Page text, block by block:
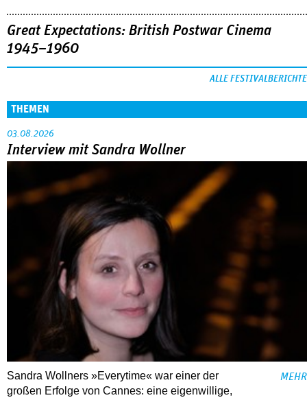
Great Expectations: British Postwar Cinema
1945–1960
ALLE FESTIVALBERICHTE
THEMEN
03.08.2026
Interview mit Sandra Wollner
Sandra Wollners »Everytime« war einer der
großen Erfolge von Cannes: eine eigenwillige,
MEHR